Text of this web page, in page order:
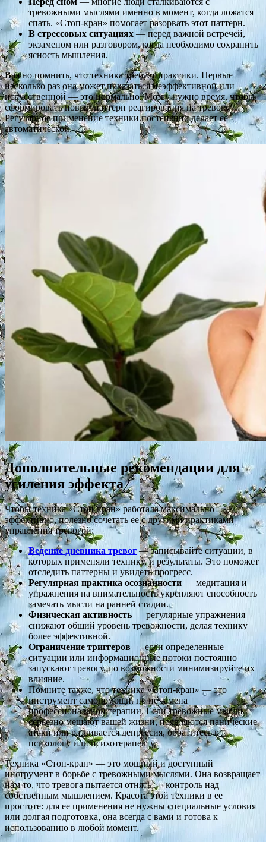
тревожными мыслями именно в момент, когда ложатся
спать. «Стоп-кран» помогает разорвать этот паттерн.
В стрессовых ситуациях— перед важной встречей,
экзаменом или разговором, когда необходимо сохранить
ясность мышления.
Важно помнить, что техника требует практики. Первые
несколько раз она может показаться неэффективной или
искусственной — это нормально. Мозгу нужно время, чтобы
сформировать новый паттерн реагирования на тревогу.
Регулярное применение техники постепенно делает ее
автоматической.
Дополнительные рекомендации для
усиления эффекта
Чтобы техника «Стоп-кран» работала максимально
эффективно, полезно сочетать ее с другими практиками
управления тревогой:
Ведение дневника тревог — записывайте ситуации, в
которых применяли технику, и результаты. Это поможет
отследить паттерны и увидеть прогресс.
Регулярная практика осознанности— медитация и
упражнения на внимательность укрепляют способность
замечать мысли на ранней стадии.
Физическая активность — регулярные упражнения
снижают общий уровень тревожности, делая технику
более эффективной.
Ограничение триггеров — если определенные
ситуации или информационные потоки постоянно
запускают тревогу, по возможности минимизируйте их
влияние.
Помните также, что техника «Стоп-кран» — это
инструмент самопомощи, но не замена
профессиональной терапии. Если тревожные мысли
серьезно мешают вашей жизни, появляются панические
атаки или развивается депрессия, обратитесь к
психологу или психотерапевту.
Техника «Стоп-кран» — это мощный и доступный
инструмент в борьбе с тревожными мыслями. Она возвращает
нам то, что тревога пытается отнять — контроль над
собственным мышлением. Красота этой техники в ее
простоте: для ее применения не нужны специальные условия
или долгая подготовка, она всегда с вами и готова к
использованию в любой момент.